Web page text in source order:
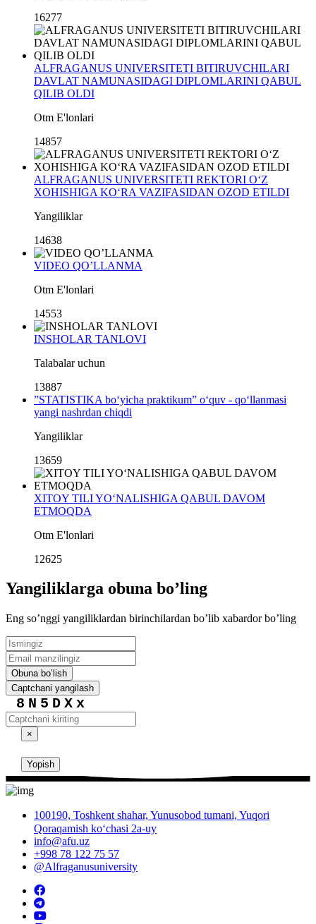
16277
ALFRAGANUS UNIVERSITETI BITIRUVCHILARI
DAVLAT NAMUNASIDAGI DIPLOMLARINI QABUL
QILIB OLDI
Otm E'lonlari
14857
ALFRAGANUS UNIVERSITETI REKTORI O‘Z
XOHISHIGA KO‘RA VAZIFASIDAN OZOD ETILDI
Yangiliklar
14638
VIDEO QO’LLANMA
Otm E'lonlari
14553
INSHOLAR TANLOVI
Talabalar uchun
13887
”STATISTIKA bo‘yicha praktikum” o‘quv - qo‘llanmasi
yangi nashrdan chiqdi
Yangiliklar
13659
XITOY TILI YO‘NALISHIGA QABUL DAVOM
ETMOQDA
Otm E'lonlari
12625
Yangiliklarga obuna boʼling
Eng soʼnggi yangiliklardan birinchilardan boʼlib xabardor boʼling
Obuna boʼlish
Captchani yangilash
8N5DXx
×
Yopish
100190, Toshkent shahar, Yunusobod tumani, Yuqori
Qoraqamish ko‘chasi 2a-uy
info@afu.uz
+998 78 122 75 57
@Alfraganusuniversity